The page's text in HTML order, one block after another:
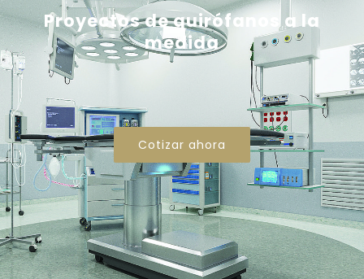
Proyectos de quirófanos a la
medida
Cotizar ahora